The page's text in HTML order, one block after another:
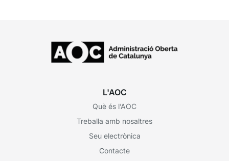
L'AOC
Què és l’AOC
Treballa amb nosaltres
Seu electrònica
Contacte